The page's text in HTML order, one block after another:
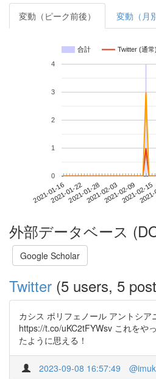
変動（ピーク前後） 変動（月
合計 Twitter (通常)
2021-01-162021-01-222021-01-282021-02-032021-02-092021-02-15
0
1
2
3
4
外部データベース
Google Scholar
Twitter (5 users, 5
カシス ポリフェノール アントシア
https://t.co/uKC2tFYWsv これをや
たように思える！
2023-09-08 16:57:49